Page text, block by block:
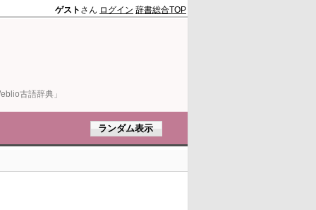
古語辞典」
ゲスト さん ログイン 辞書総合TOP